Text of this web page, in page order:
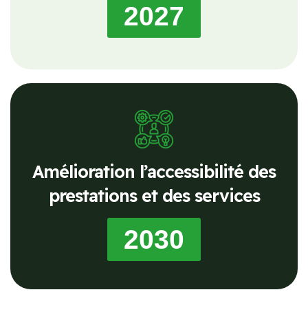
2027
Amélioration l’accessibilité des
prestations et des services
2030